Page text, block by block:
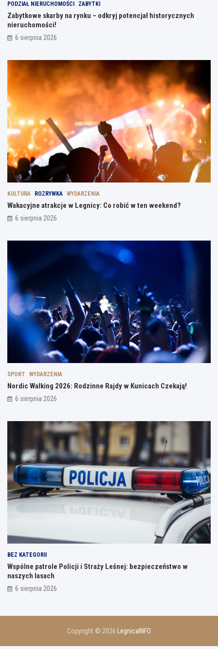
PODZIAŁ NIERUCHOMOŚCI ZABYTKI
Zabytkowe skarby na rynku – odkryj potencjał historycznych
nieruchomości!
6 sierpnia 2026
KULTURA ROZRYWKA WYDARZENIA
Wakacyjne atrakcje w Legnicy: Co robić w ten weekend?
6 sierpnia 2026
SPORT WYDARZENIA
Nordic Walking 2026: Rodzinne Rajdy w Kunicach Czekają!
6 sierpnia 2026
BEZ KATEGORII
Wspólne patrole Policji i Straży Leśnej: bezpieczeństwo w
naszych lasach
6 sierpnia 2026
Copyright © 2026 LegnicaINFO